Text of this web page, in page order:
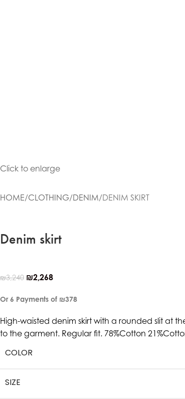
Click to enlarge
HOME CLOTHING DENIM DENIM SKIRT
Denim skirt
₪3,240 ₪2,268
Or 6 Payments of ₪378
High-waisted denim skirt with a rounded slit at
to the garment. Regular fit. 78%Cotton
COLOR
SIZE